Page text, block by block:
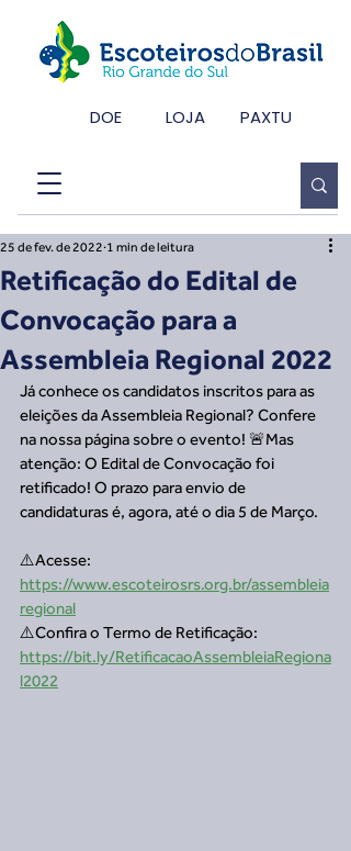
DOE LOJA PAXTU
Retificação do Edital de
Convocação para a
Assembleia Regional 2022
25 de fev. de 2022 1 min de leitura
Já conhece os candidatos inscritos para as
eleições da Assembleia Regional? Confere
na nossa página sobre o evento! 🚨Mas
atenção: O Edital de Convocação foi
retificado! O prazo para envio de
candidaturas é, agora, até o dia 5 de Março.
⚠️Acesse:
https://www.escoteirosrs.org.br/assembleia
regional
⚠️Confira o Termo de Retificação:
https://bit.ly/RetificacaoAssembleiaRegiona
l2022